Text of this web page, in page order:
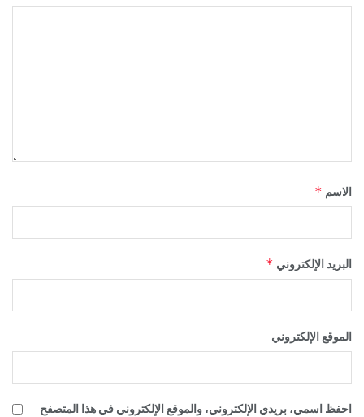
الاسم *
البريد الإلكتروني *
الموقع الإلكتروني
احفظ اسمي، بريدي الإلكتروني، والموقع الإلكتروني في هذا المتصفح